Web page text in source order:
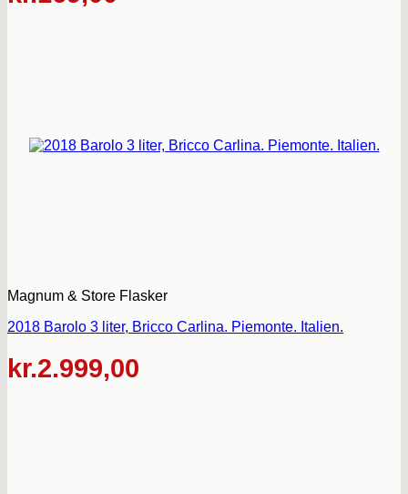
Magnum & Store Flasker
2018 Barolo 3 liter, Bricco Carlina. Piemonte. Italien.
kr.2.999,00